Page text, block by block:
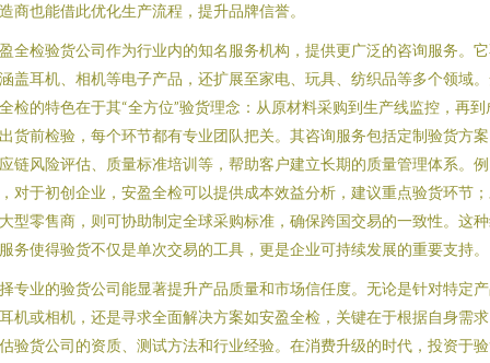
商也能借此优化生产流程，提升品牌信誉。
全检验货公司作为行业内的知名服务机构，提供更广泛的咨询服务。
盖耳机、相机等电子产品，还扩展至家电、玩具、纺织品等多个领域
检的特色在于其“全方位”验货理念：从原材料采购到生产线监控，再到
货前检验，每个环节都有专业团队把关。其咨询服务包括定制验货方
链风险评估、质量标准培训等，帮助客户建立长期的质量管理体系。例
对于初创企业，安盈全检可以提供成本效益分析，建议重点验货环节
型零售商，则可协助制定全球采购标准，确保跨国交易的一致性。这
务使得验货不仅是单次交易的工具，更是企业可持续发展的重要支持。
专业的验货公司能显著提升产品质量和市场信任度。无论是针对特定
机或相机，还是寻求全面解决方案如安盈全检，关键在于根据自身需
验货公司的资质、测试方法和行业经验。在消费升级的时代，投资于